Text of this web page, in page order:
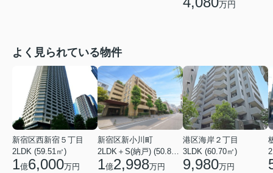
万円
よく見られている物件
新宿区西新宿５丁目
2LDK (59.51㎡)
1億6,000万円
新宿区新小川町
1億2,998万円
港区海岸２丁目
3LDK (60.70㎡)
9,980万円